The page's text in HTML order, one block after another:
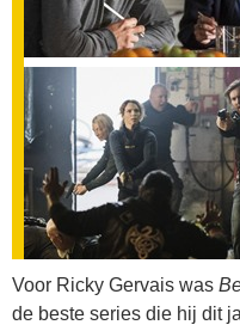
Voor Ricky Gervais was
de beste series die hij dit